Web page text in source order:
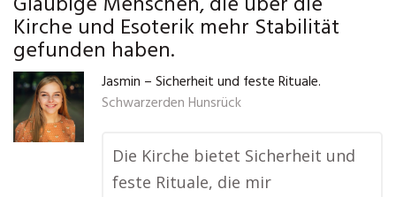
Kirche und Esoterik mehr Stabilität
gefunden haben.
Jasmin – Sicherheit und feste Rituale.
Schwarzerden Hunsrück
Die Kirche bietet Sicherheit und
feste Rituale, die mir